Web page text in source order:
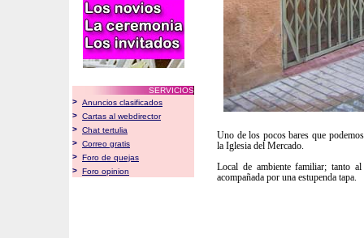
SERVICIOS
> Anuncios clasificados
> Cartas al webdirector
> Chat tertulia
> Correo gratis
> Foro de quejas
> Foro opinion
Uno de los pocos bares que
la Iglesia del Mercado.
Local de ambiente familiar; tanto
acompañada por una estupenda tapa.